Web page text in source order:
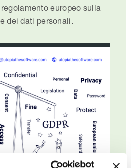
europeo sulla
dei dati personali.